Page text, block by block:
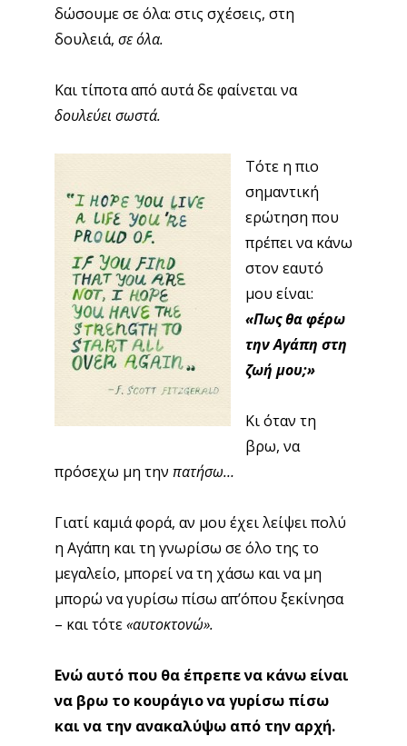
δώσουμε σε όλα: στις σχέσεις, στη
δουλειά, σε όλα.
Και τίποτα από αυτά δε φαίνεται να
δουλεύει σωστά.
Τότε η πιο
σημαντική
ερώτηση που
πρέπει να κάνω
στον εαυτό
μου είναι:
«Πως θα φέρω
την Αγάπη στη
ζωή μου;»
Κι όταν τη
βρω, να
πρόσεχω μη την πατήσω…
Γιατί καμιά φορά, αν μου έχει λείψει πολύ
η Αγάπη και τη γνωρίσω σε όλο της το
μεγαλείο, μπορεί να τη χάσω και να μη
μπορώ να γυρίσω πίσω απ’όπου ξεκίνησα
– και τότε«αυτοκτονώ».
Ενώ αυτό που θα έπρεπε να κάνω είναι
να βρω το κουράγιο να γυρίσω πίσω
και να την ανακαλύψω από την αρχή.